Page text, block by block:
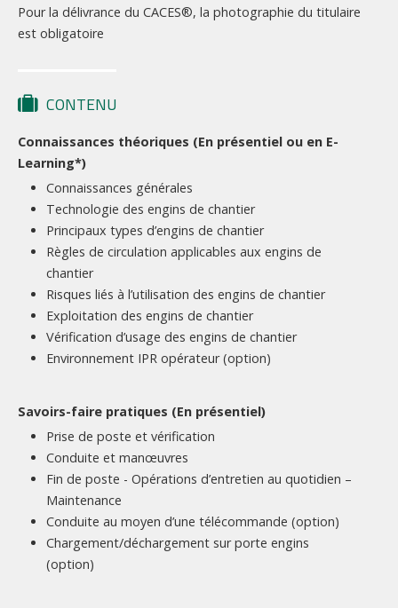
Pour la délivrance du CACES®, la photographie du titulaire
est obligatoire
CONTENU
Connaissances théoriques (En présentiel ou en E-
Learning*)
Connaissances générales
Technologie des engins de chantier
Principaux types d’engins de chantier
Règles de circulation applicables aux engins de
chantier
Risques liés à l’utilisation des engins de chantier
Exploitation des engins de chantier
Vérification d’usage des engins de chantier
Environnement IPR opérateur (option)
Savoirs-faire pratiques (En présentiel)
Prise de poste et vérification
Conduite et manœuvres
Fin de poste - Opérations d’entretien au quotidien –
Maintenance
Conduite au moyen d’une télécommande (option)
Chargement/déchargement sur porte engins
(option)